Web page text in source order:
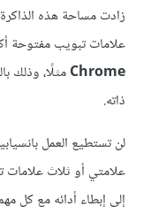
زادت مساحة هذه
علامات تبويب مفتوحة
Chromeمثلًا، وذلك
ذاته.
لن تستطيع العمل
علامتي أو ثلاث علامات
إلى إبطاء أدائه مع كل